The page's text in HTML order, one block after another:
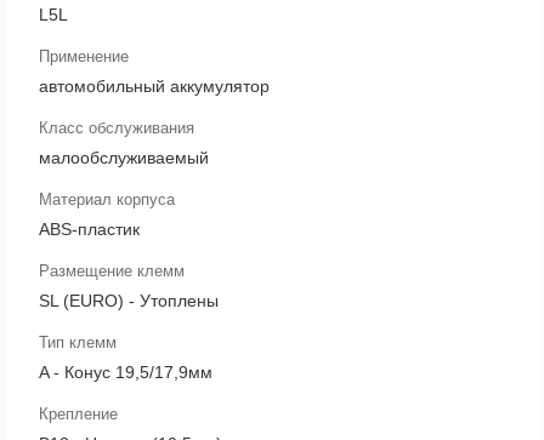
L5L
Применение
автомобильный аккумулятор
Класс обслуживания
малообслуживаемый
Материал корпуса
ABS-пластик
Размещение клемм
SL (EURO) - Утоплены
Тип клемм
A - Конус 19,5/17,9мм
Крепление